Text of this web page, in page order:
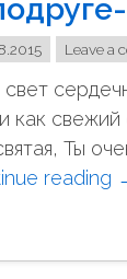
а
д
и
м
в
Leave a
свет
как
Ты
reading "